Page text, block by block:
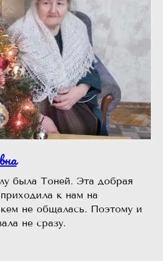
была Тоней. Эта добрая
к нам на
не общалась. Поэтому и
не сразу.